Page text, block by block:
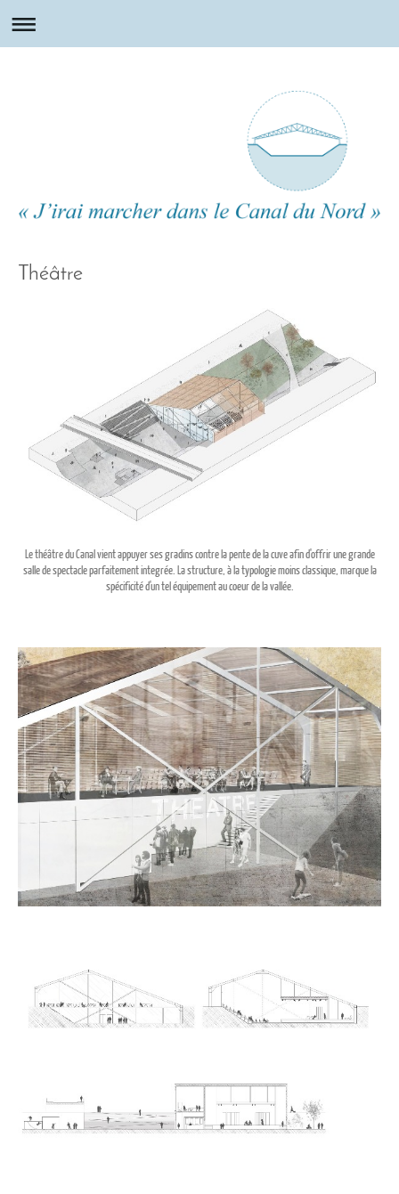
Théâtre
Le théâtre du Canal vient appuyer ses gradins contre la pente de la cuve afin d'offrir une grande
salle de spectacle parfaitement integrée. La structure, à la typologie moins classique, marque la
spécificité d'un tel équipement au coeur de la vallée.